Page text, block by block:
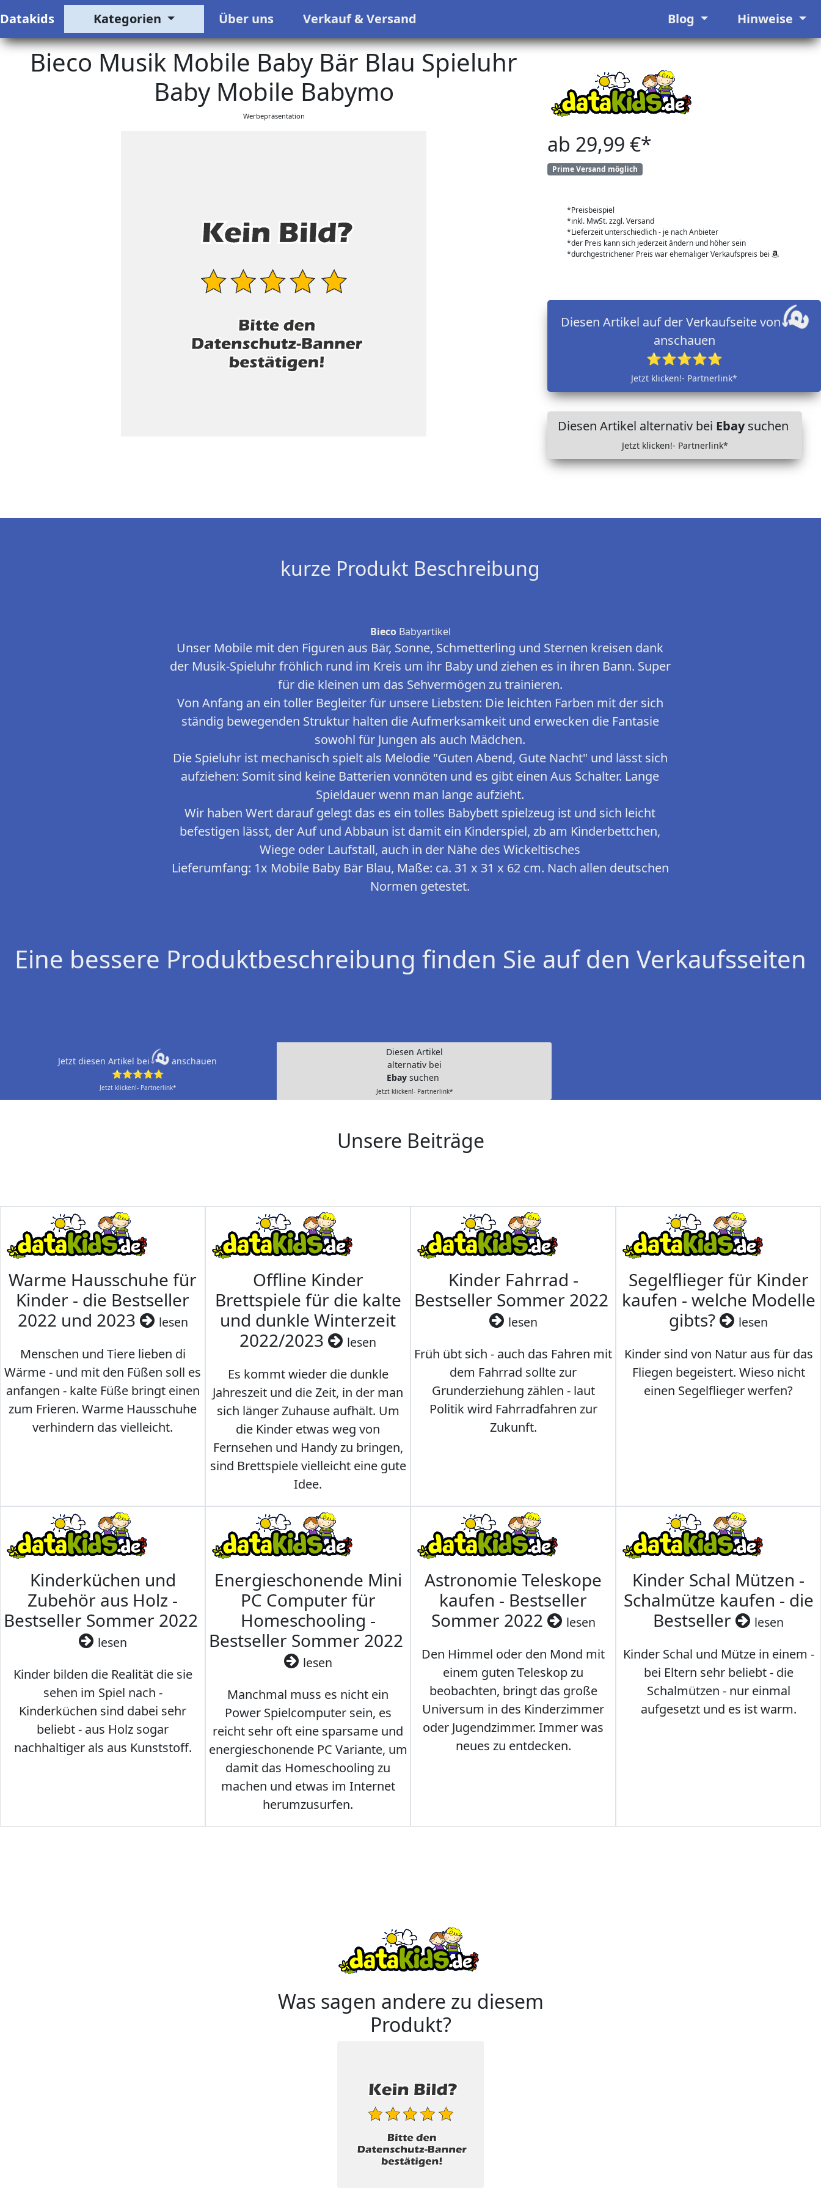
Datakids Kategorien Über uns Verkauf & Versand Blog Hinweise
Bieco Musik Mobile Baby Bär Blau Spieluhr
Baby Mobile Babymo
Werbepräsentation
ab 29,99 €*
Prime Versand möglich
*Preisbeispiel
*inkl. MwSt. zzgl. Versand
*Lieferzeit unterschiedlich - je nach Anbieter
*der Preis kann sich jederzeit ändern und höher sein
*durchgestrichener Preis war ehemaliger Verkaufspreis bei
Diesen Artikel auf der Verkaufseite von
anschauen
⭐⭐⭐⭐⭐
Jetzt klicken!- Partnerlink*
Diesen Artikel alternativ bei Ebaysuchen
Jetzt klicken!- Partnerlink*
kurze Produkt Beschreibung
BiecoBabyartikel
Unser Mobile mit den Figuren aus Bär, Sonne, Schmetterling und Sternen kreisen dank
der Musik-Spieluhr fröhlich rund im Kreis um ihr Baby und ziehen es in ihren Bann. Super
für die kleinen um das Sehvermögen zu trainieren.
Von Anfang an ein toller Begleiter für unsere Liebsten: Die leichten Farben mit der sich
ständig bewegenden Struktur halten die Aufmerksamkeit und erwecken die Fantasie
sowohl für Jungen als auch Mädchen.
Die Spieluhr ist mechanisch spielt als Melodie "Guten Abend, Gute Nacht" und lässt sich
aufziehen: Somit sind keine Batterien vonnöten und es gibt einen Aus Schalter. Lange
Spieldauer wenn man lange aufzieht.
Wir haben Wert darauf gelegt das es ein tolles Babybett spielzeug ist und sich leicht
befestigen lässt, der Auf und Abbaun ist damit ein Kinderspiel, zb am Kinderbettchen,
Wiege oder Laufstall, auch in der Nähe des Wickeltisches
Lieferumfang: 1x Mobile Baby Bär Blau, Maße: ca. 31 x 31 x 62 cm. Nach allen deutschen
Normen getestet.
Eine bessere Produktbeschreibung finden Sie auf den Verkaufsseiten
Jetzt diesen Artikel bei
anschauen
⭐⭐⭐⭐⭐
Jetzt klicken!- Partnerlink*
Diesen Artikel
alternativ bei
Ebay suchen
Jetzt klicken!- Partnerlink*
Unsere Beiträge
Warme Hausschuhe für
Kinder - die Bestseller
2022 und 2023
lesen
Menschen und Tiere lieben di
Wärme - und mit den Füßen soll es
anfangen - kalte Füße bringt einen
zum Frieren. Warme Hausschuhe
verhindern das vielleicht.
Offline Kinder
Brettspiele für die kalte
und dunkle Winterzeit
2022/2023
lesen
Es kommt wieder die dunkle
Jahreszeit und die Zeit, in der man
sich länger Zuhause aufhält. Um
die Kinder etwas weg von
Fernsehen und Handy zu bringen,
sind Brettspiele vielleicht eine gute
Idee.
Kinder Fahrrad -
Bestseller Sommer 2022
lesen
Früh übt sich - auch das Fahren mit
dem Fahrrad sollte zur
Grunderziehung zählen - laut
Politik wird Fahrradfahren zur
Zukunft.
Segelflieger für Kinder
kaufen - welche Modelle
gibts?
lesen
Kinder sind von Natur aus für das
Fliegen begeistert. Wieso nicht
einen Segelflieger werfen?
Kinderküchen und
Zubehör aus Holz -
Bestseller Sommer 2022
lesen
Kinder bilden die Realität die sie
sehen im Spiel nach -
Kinderküchen sind dabei sehr
beliebt - aus Holz sogar
nachhaltiger als aus Kunststoff.
Energieschonende Mini
PC Computer für
Homeschooling -
Bestseller Sommer 2022
lesen
Manchmal muss es nicht ein
Power Spielcomputer sein, es
reicht sehr oft eine sparsame und
energieschonende PC Variante, um
damit das Homeschooling zu
machen und etwas im Internet
herumzusurfen.
Astronomie Teleskope
kaufen - Bestseller
Sommer 2022
lesen
Den Himmel oder den Mond mit
einem guten Teleskop zu
beobachten, bringt das große
Universum in des Kinderzimmer
oder Jugendzimmer. Immer was
neues zu entdecken.
Kinder Schal Mützen -
Schalmütze kaufen - die
Bestseller
lesen
Kinder Schal und Mütze in einem -
bei Eltern sehr beliebt - die
Schalmützen - nur einmal
aufgesetzt und es ist warm.
Was sagen andere zu diesem
Produkt?